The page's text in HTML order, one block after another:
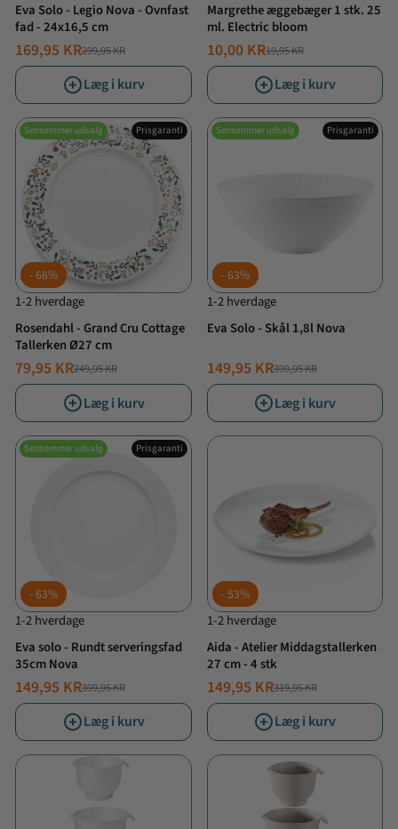
Eva Solo - Legio Nova - Ovnfast
fad - 24x16,5 cm
NORMALPRIS299,95 KR
TILBUDSPRIS
169,95 KR
Læg i kurv
Margrethe æggebæger 1 stk. 25
ml. Electric bloom
NORMALPRIS
19,95 KR
TILBUDSPRIS
10,00 KR
Læg i kurv
Sensommer udsalg Prisgaranti
68%
1-2 hverdage
Rosendahl - Grand Cru Cottage
Tallerken Ø27 cm
NORMALPRIS
249,95 KR
TILBUDSPRIS
79,95 KR
Læg i kurv
Sensommer udsalg Prisgaranti
63%
1-2 hverdage
Eva Solo - Skål 1,8l Nova
NORMALPRIS399,95 KR
TILBUDSPRIS
149,95 KR
Læg i kurv
Sensommer udsalg Prisgaranti
63%
1-2 hverdage
Eva solo - Rundt serveringsfad
35cm Nova
NORMALPRIS399,95 KR
TILBUDSPRIS
149,95 KR
Læg i kurv
53%
1-2 hverdage
Aida - Atelier Middagstallerken
27 cm - 4 stk
NORMALPRIS319,95 KR
TILBUDSPRIS
149,95 KR
Læg i kurv